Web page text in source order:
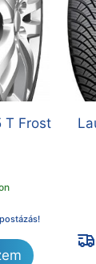
T Frost